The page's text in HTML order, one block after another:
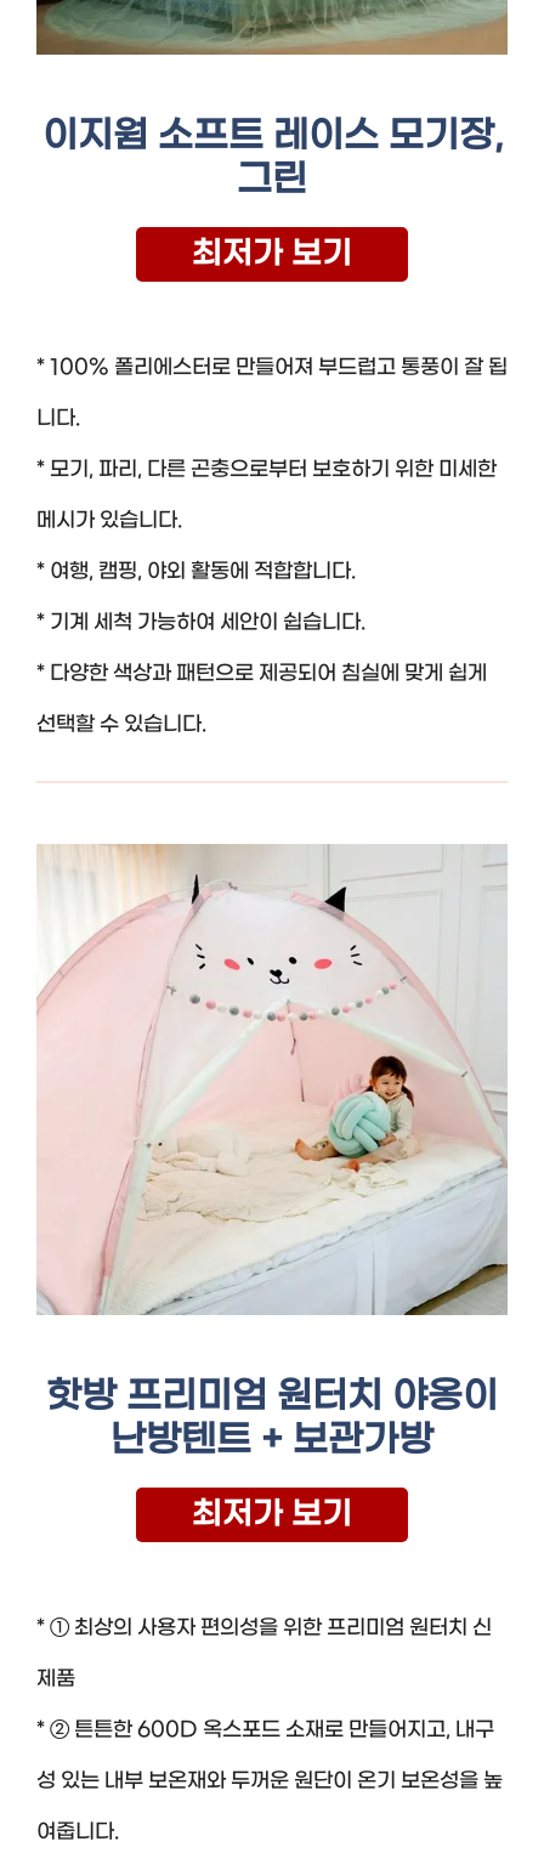
이지웜 소프트 레이스 모기장,
그린
최저가 보기
* 100% 폴리에스터로 만들어져 부드럽고 통풍이 잘 됩
니다.
* 모기, 파리, 다른 곤충으로부터 보호하기 위한 미세한
메시가 있습니다.
* 여행, 캠핑, 야외 활동에 적합합니다.
* 기계 세척 가능하여 세안이 쉽습니다.
* 다양한 색상과 패턴으로 제공되어 침실에 맞게 쉽게
선택할 수 있습니다.
핫방 프리미엄 원터치 야옹이
난방텐트 + 보관가방
최저가 보기
* ① 최상의 사용자 편의성을 위한 프리미엄 원터치 신
제품
* ② 튼튼한 600D 옥스포드 소재로 만들어지고, 내구
성 있는 내부 보온재와 두꺼운 원단이 온기 보온성을 높
여줍니다.